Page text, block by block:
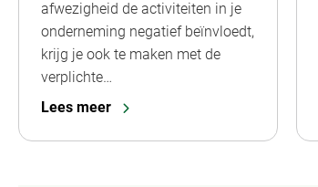
afwezigheid de activiteiten in je
onderneming negatief beïnvloedt,
krijg je ook te maken met de
verplichte…
Lees meer